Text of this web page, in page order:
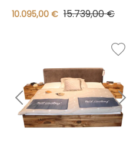
10.095,00 € 15.739,00 €